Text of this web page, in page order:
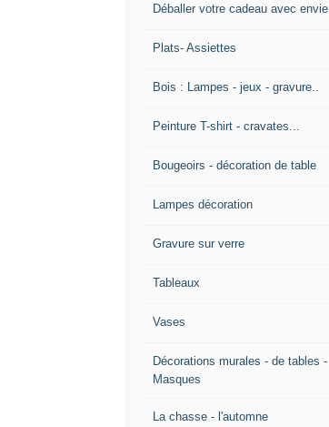
Déballer votre cadeau avec envie
Plats- Assiettes
Bois : Lampes - jeux - gravure..
Peinture T-shirt - cravates...
Bougeoirs - décoration de table
Lampes décoration
Gravure sur verre
Tableaux
Vases
Décorations murales - de tables -
Masques
La chasse - l'automne